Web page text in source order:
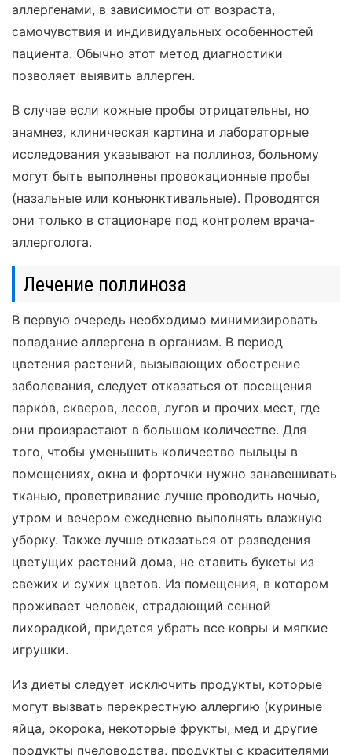
аллергенами, в зависимости от возраста,
самочувствия и индивидуальных особенностей
пациента. Обычно этот метод диагностики
позволяет выявить аллерген.
В случае если кожные пробы отрицательны, но
анамнез, клиническая картина и лабораторные
исследования указывают на поллиноз, больному
могут быть выполнены провокационные пробы
(назальные или конъюнктивальные). Проводятся
они только в стационаре под контролем врача-
аллерголога.
Лечение поллиноза
В первую очередь необходимо минимизировать
попадание аллергена в организм. В период
цветения растений, вызывающих обострение
заболевания, следует отказаться от посещения
парков, скверов, лесов, лугов и прочих мест, где
они произрастают в большом количестве. Для
того, чтобы уменьшить количество пыльцы в
помещениях, окна и форточки нужно занавешивать
тканью, проветривание лучше проводить ночью,
утром и вечером ежедневно выполнять влажную
уборку. Также лучше отказаться от разведения
цветущих растений дома, не ставить букеты из
свежих и сухих цветов. Из помещения, в котором
проживает человек, страдающий сенной
лихорадкой, придется убрать все ковры и мягкие
игрушки.
Из диеты следует исключить продукты, которые
могут вызвать перекрестную аллергию (куриные
яйца, окорока, некоторые фрукты, мед и другие
продукты пчеловодства, продукты с красителями